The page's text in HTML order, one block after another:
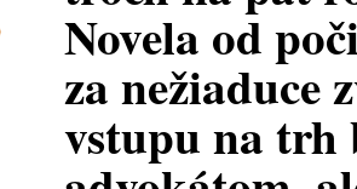
Novela od
za nežiaduce
vstupu na trh